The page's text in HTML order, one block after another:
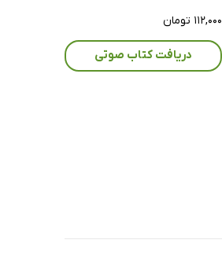
۱۱۲,۰۰۰ تومان
دریافت کتاب صوتی